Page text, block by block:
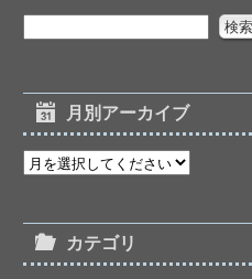
月別アーカイブ
カテゴリ